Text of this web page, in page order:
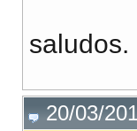
saludos.
20/03/